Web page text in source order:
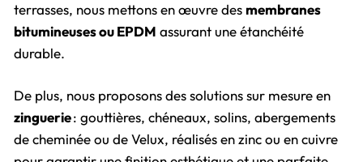
terrasses, nous mettons en œuvre des membranes
bitumineuses ou EPDM assurant une étanchéité
durable.
De plus, nous proposons des solutions sur mesure en
zinguerie: gouttières, chéneaux, solins, abergements
de cheminée ou de Velux, réalisés en zinc ou en cuivre